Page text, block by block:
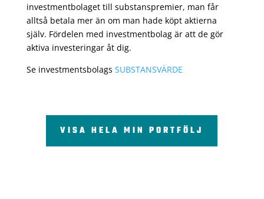
investmentbolaget till substanspremier, man får
alltså betala mer än om man hade köpt aktierna
själv. Fördelen med investmentbolag är att de gör
aktiva investeringar åt dig.
Se investmentsbolags SUBSTANSVÄRDE
VISA HELA MIN PORTFÖLJ